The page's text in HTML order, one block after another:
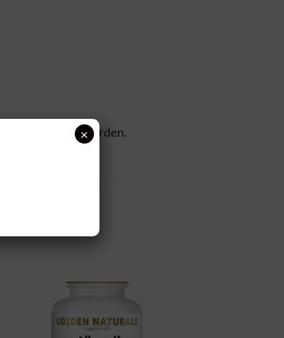
Mag gezoet worden.
×